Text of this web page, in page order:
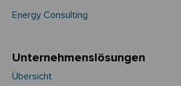
Energy Consulting
Unternehmens­­lösungen
Übersicht